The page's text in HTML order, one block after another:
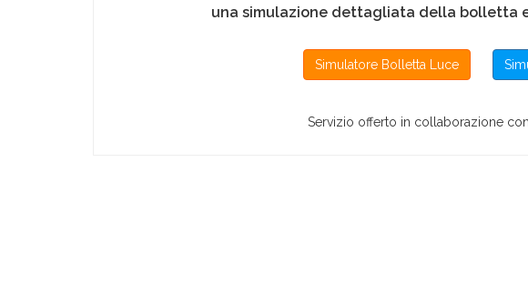
una simulazione dettagliata della bolletta
Simulatore Bolletta Luce
Servizio offerto in collaborazione